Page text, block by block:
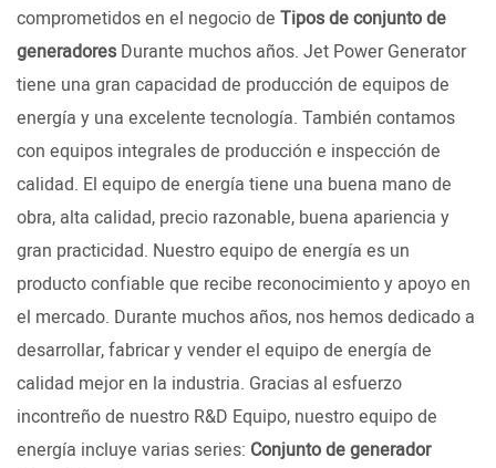
comprometidos en el negocio de Tipos de conjunto de
generadores Durante muchos años. Jet Power Generator
tiene una gran capacidad de producción de equipos de
energía y una excelente tecnología. También contamos
con equipos integrales de producción e inspección de
calidad. El equipo de energía tiene una buena mano de
obra, alta calidad, precio razonable, buena apariencia y
gran practicidad. Nuestro equipo de energía es un
producto confiable que recibe reconocimiento y apoyo en
el mercado. Durante muchos años, nos hemos dedicado a
desarrollar, fabricar y vender el equipo de energía de
calidad mejor en la industria. Gracias al esfuerzo
incontreño de nuestro R&D Equipo, nuestro equipo de
energía incluye varias series: Conjunto de generador